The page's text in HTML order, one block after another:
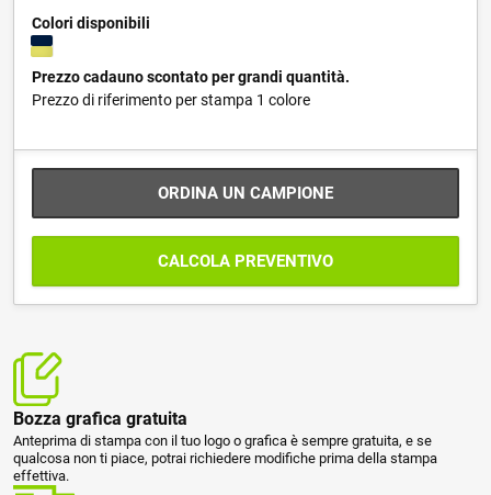
Colori disponibili
Prezzo cadauno scontato per grandi quantità.
Prezzo di riferimento per stampa 1 colore
ORDINA UN CAMPIONE
CALCOLA PREVENTIVO
Bozza grafica gratuita
Anteprima di stampa con il tuo logo o grafica è sempre gratuita, e se
qualcosa non ti piace, potrai richiedere modifiche prima della stampa
effettiva.